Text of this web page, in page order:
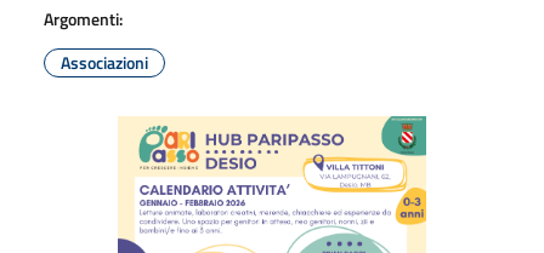
Argomenti:
Associazioni